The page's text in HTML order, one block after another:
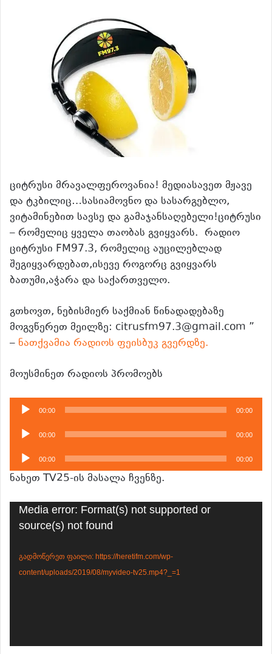
ციტრუსი მრავალფეროვანია! მედიასავეთ მჟავე
და ტკბილიც…სასიამოვნო და სასარგებლო,
ვიტამინებით სავსე და გამაჯანსაღებელი!ციტრუსი
– რომელიც ყველა თაობას გვიყვარს. რადიო
ციტრუსი FM97.3, რომელიც აუცილებლად
შეგიყვარდებათ,ისევე როგორც გვიყვარს
ბათუმი,აჭარა და საქართველო.
გთხოვთ, ნებისმიერ საქმიან წინადადებაზე
მოგვწერეთ მეილზე: citrusfm97.3@gmail.com ”
– ნათქვამია რადიოს ფეისბუკ გვერდზე.
მოუსმინეთ რადიოს პრომოებს
აუდიო00:00 00:00
აუდიო00:00 00:00
აუდიო
დამკვრელი
00:00 00:00
ნახეთ TV25-ის მასალა ჩვენზე.
ვიდეო
დამკვრელი
Media error: Format(s) not supported or
source(s) not found
გადმოწერეთ ფაილი: https://heretifm.com/wp-
content/uploads/2019/08/myvideo-tv25.mp4?_=1